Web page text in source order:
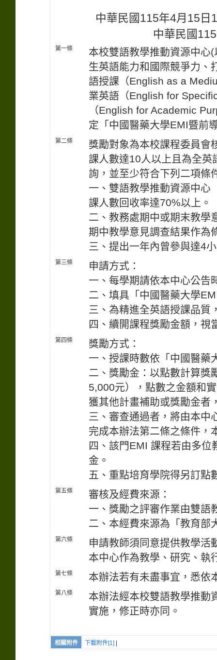
中華民國115年4月15日
中華民國
第一條
本校雙語教學推動資源中心
生英語能力和國際競爭力、
語授課（English as a
業英語（English for
（English for Academic
定「中國醫藥大學EMI暨前
第二條
獎勵對象為本校課程委員會
課人數達10人以上且為全英
詢，並至少符合下列二項條
一、雙語教學推動資源中心
課人數回收率達70%以上。
二、教務處期中或期末教學
期中教學意見調查結果作為
三、提出一年內曾參與達4
第三條
申請方式：
一、每學期請依本中心公告
二、填具「中國醫藥大學
三、為精進全英語授課品質
四、續開課程獎勵金額，視
第四條
獎勵方式：
一、授課時數依「中國醫藥
二、獎勵金：以點數計算獎
5,000元），點數之金額和
獲其他計畫補助或獎勵金者
三、審查通過者，將由本中
完成本辦法第二條之條件，
四、該門EMI 課程若由多位
金。
五、重點培育學院得另訂點
第五條
審核及經費來源：
一、獎勵之評審作業由雙語
二、本經費來源為「教育部
第六條
申請教師須同意提供教學活
本中心作為教學、研究、執
第七條 本辦法若有未盡事宜，悉依
第八條
本辦法經本校雙語教學推動
實施，修正時亦同。
相關附件 下載附件[1]